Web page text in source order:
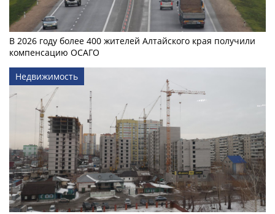
В 2026 году более 400 жителей Алтайского края получили
компенсацию ОСАГО
Недвижимость